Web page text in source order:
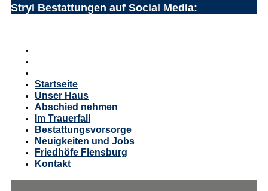
Stryi Bestattungen auf Social Media:
Startseite
Unser Haus
Abschied nehmen
Im Trauerfall
Bestattungsvorsorge
Neuigkeiten und Jobs
Friedhöfe Flensburg
Kontakt